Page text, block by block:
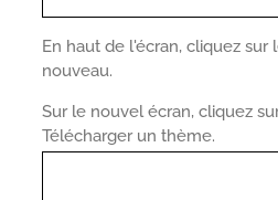
En haut de l'écran, cliquez
nouveau.
Sur le nouvel écran, cliquez
Télécharger un thème.